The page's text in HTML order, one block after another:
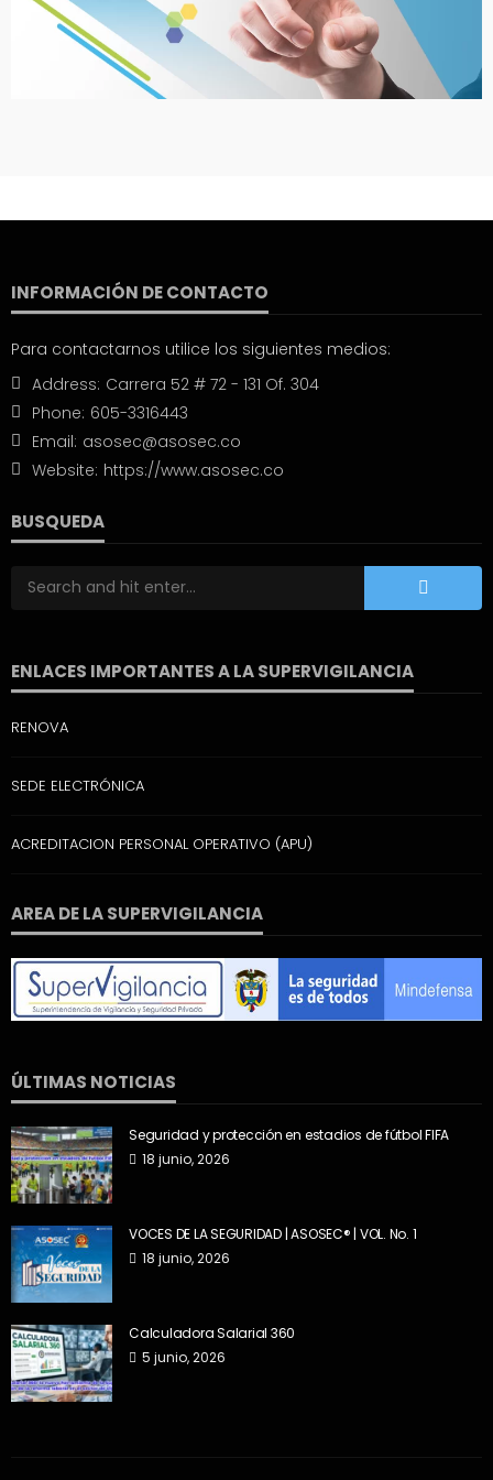
INFORMACIÓN DE CONTACTO
Para contactarnos utilice los siguientes medios:
Address: Carrera 52 # 72 - 131 Of. 304
Phone: 605-3316443
Email: asosec@asosec.co
Website: https://www.asosec.co
BUSQUEDA
ENLACES IMPORTANTES A LA SUPERVIGILANCIA
RENOVA
SEDE ELECTRÓNICA
ACREDITACION PERSONAL OPERATIVO (APU)
AREA DE LA SUPERVIGILANCIA
ÚLTIMAS NOTICIAS
Seguridad y protección en estadios de fútbol FIFA
18 junio, 2026
VOCES DE LA SEGURIDAD | ASOSEC® | VOL. No. 1
18 junio, 2026
Calculadora Salarial 360
5 junio, 2026